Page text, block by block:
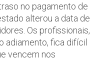
no pagamento de
alterou a data de
Os profissionais,
adiamento, fica difícil
vencem nos